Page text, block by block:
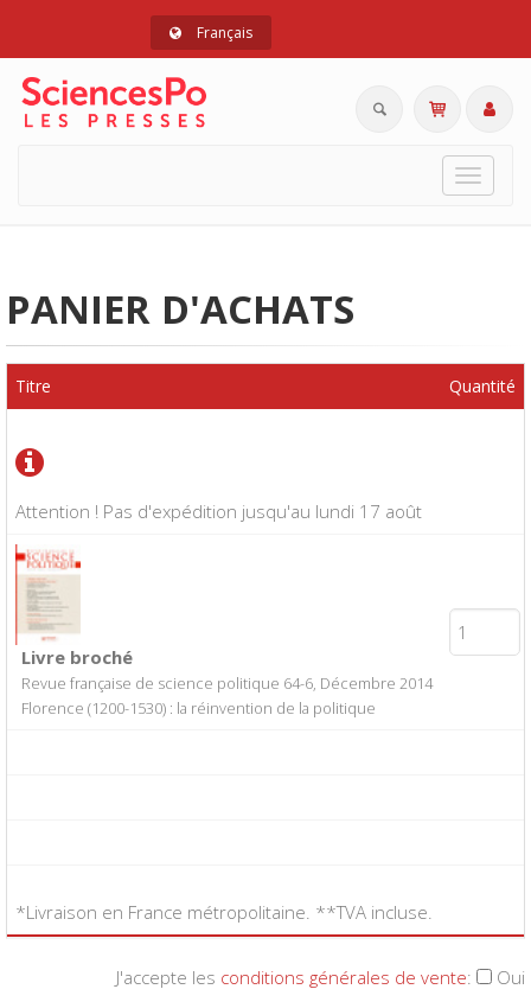
Français
Toggle
PANIER D'ACHATS
Attention ! Pas d'expédition jusqu'au lundi 17 août
Titre Quantité
Livre broché
Revue française de science politique 64-6, Décembre 2014
Florence (1200-1530) : la réinvention de la politique
*Livraison en France métropolitaine. **TVA incluse.
J'accepte les conditions générales de vente: Oui